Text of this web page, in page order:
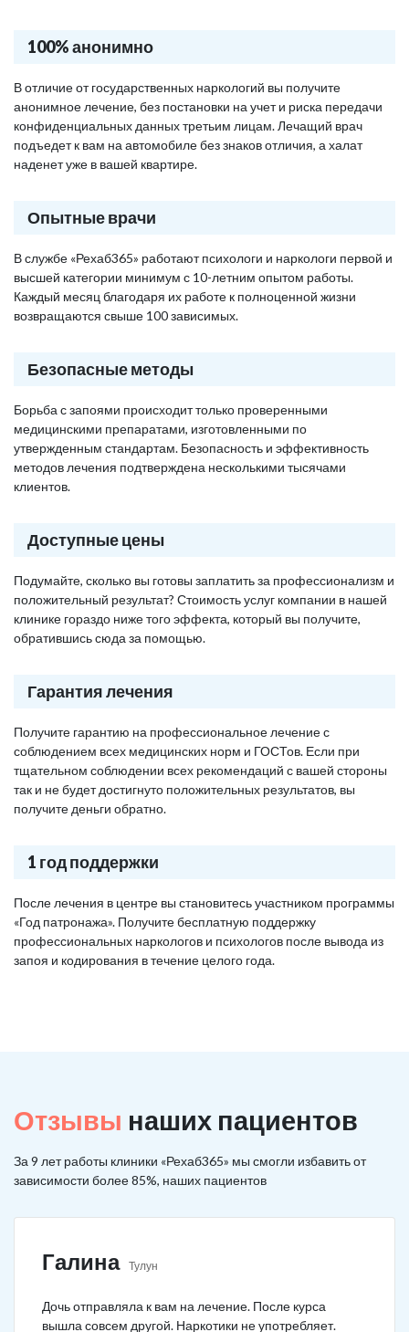
100% анонимно
В отличие от государственных наркологий вы получите
анонимное лечение, без постановки на учет и риска передачи
конфиденциальных данных третьим лицам. Лечащий врач
подъедет к вам на автомобиле без знаков отличия, а халат
наденет уже в вашей квартире.
Опытные врачи
В службе «Рехаб365» работают психологи и наркологи первой и
высшей категории минимум с 10-летним опытом работы.
Каждый месяц благодаря их работе к полноценной жизни
возвращаются свыше 100 зависимых.
Безопасные методы
Борьба с запоями происходит только проверенными
медицинскими препаратами, изготовленными по
утвержденным стандартам. Безопасность и эффективность
методов лечения подтверждена несколькими тысячами
клиентов.
Доступные цены
Подумайте, сколько вы готовы заплатить за профессионализм и
положительный результат? Стоимость услуг компании в нашей
клинике гораздо ниже того эффекта, который вы получите,
обратившись сюда за помощью.
Гарантия лечения
Получите гарантию на профессиональное лечение с
соблюдением всех медицинских норм и ГОСТов. Если при
тщательном соблюдении всех рекомендаций с вашей стороны
так и не будет достигнуто положительных результатов, вы
получите деньги обратно.
1 год поддержки
После лечения в центре вы становитесь участником программы
«Год патронажа». Получите бесплатную поддержку
профессиональных наркологов и психологов после вывода из
запоя и кодирования в течение целого года.
Отзывы наших пациентов
За 9 лет работы клиники «Рехаб365» мы смогли избавить от
зависимости более 85%, наших пациентов
Галина Тулун
Дочь отправляла к вам на лечение. После курса
вышла совсем другой. Наркотики не употребляет.